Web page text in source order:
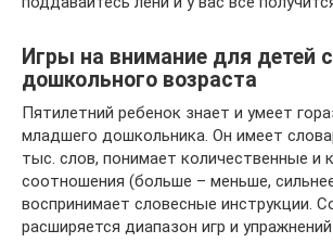
Игры на внимание для детей
дошкольного возраста
Пятилетний ребенок знает и умеет
младшего дошкольника. Он имеет
тыс. слов, понимает количественные и
соотношения (больше – меньше,
воспринимает словесные инструкции.
расширяется диапазон игр и